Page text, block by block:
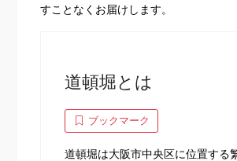
すことなくお届けします。
道頓堀とは
ブックマーク
道頓堀は大阪市中央区に位置する